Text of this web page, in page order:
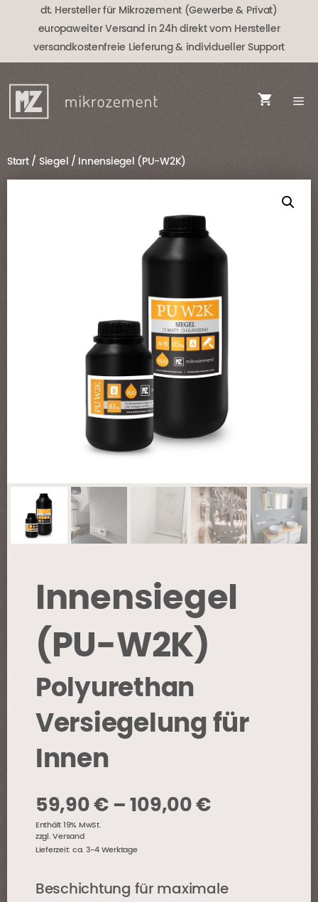
dt. Hersteller für Mikrozement (Gewerbe & Privat)
europaweiter Versand in 24h direkt vom Hersteller
versandkostenfreie Lieferung& individueller Support
Start/ Siegel / Innensiegel (PU-W2K)
Innensiegel
(PU-W2K)
Polyurethan
Versiegelung für
Innen
59,90€ –109,00€
109,00 €
Enthält 19% MwSt.
zzgl.Versand
Lieferzeit: ca. 3-4 Werktage
Beschichtung für maximale